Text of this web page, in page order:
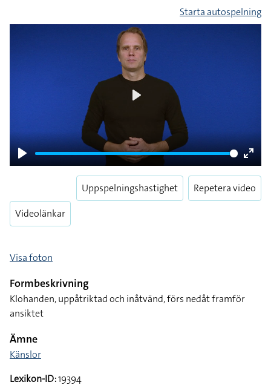
Starta autospelning
Play
Enter
Videolänkar
Uppspelningshastighet Repetera video
Visa foton
Formbeskrivning
Klohanden, uppåtriktad och inåtvänd, förs nedåt framför
ansiktet
Ämne
Känslor
Lexikon-ID:19394